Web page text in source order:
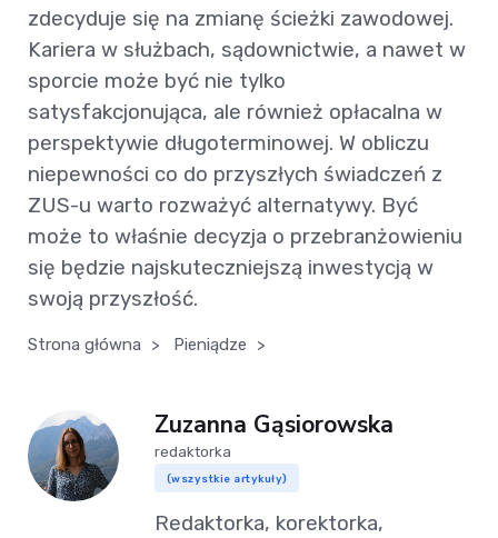
zdecyduje się na zmianę ścieżki zawodowej.
Kariera w służbach, sądownictwie, a nawet w
sporcie może być nie tylko
satysfakcjonująca, ale również opłacalna w
perspektywie długoterminowej. W obliczu
niepewności co do przyszłych świadczeń z
ZUS-u warto rozważyć alternatywy. Być
może to właśnie decyzja o przebranżowieniu
się będzie najskuteczniejszą inwestycją w
swoją przyszłość.
Strona główna > Pieniądze >
Zuzanna Gąsiorowska
redaktorka
(wszystkie artykuły)
Redaktorka, korektorka,